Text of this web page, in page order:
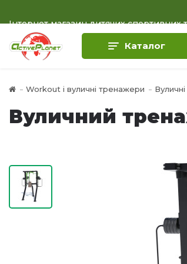
Інтернет магазин дитячих спортивних
Каталог
Workout і вуличні тренажери
Вуличний